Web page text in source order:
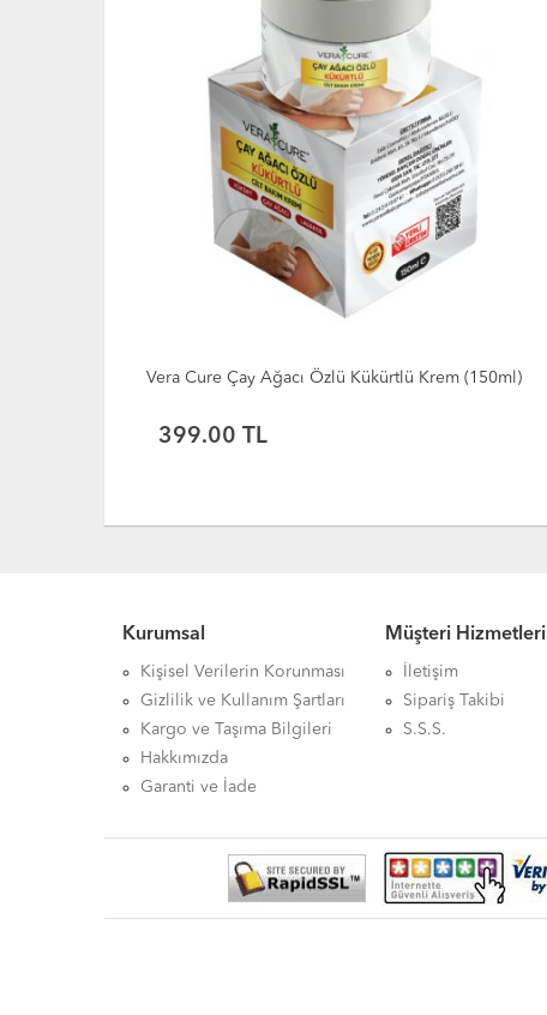
Vera Cure Çay Ağacı Özlü Kükürtlü Krem (150ml)
399.00 TL
Kurumsal
Kişisel Verilerin Korunması
Gizlilik ve Kullanım Şartları
Kargo ve Taşıma Bilgileri
Hakkımızda
Garanti ve İade
Müşteri Hizmetleri
İletişim
Sipariş Takibi
S.S.S.